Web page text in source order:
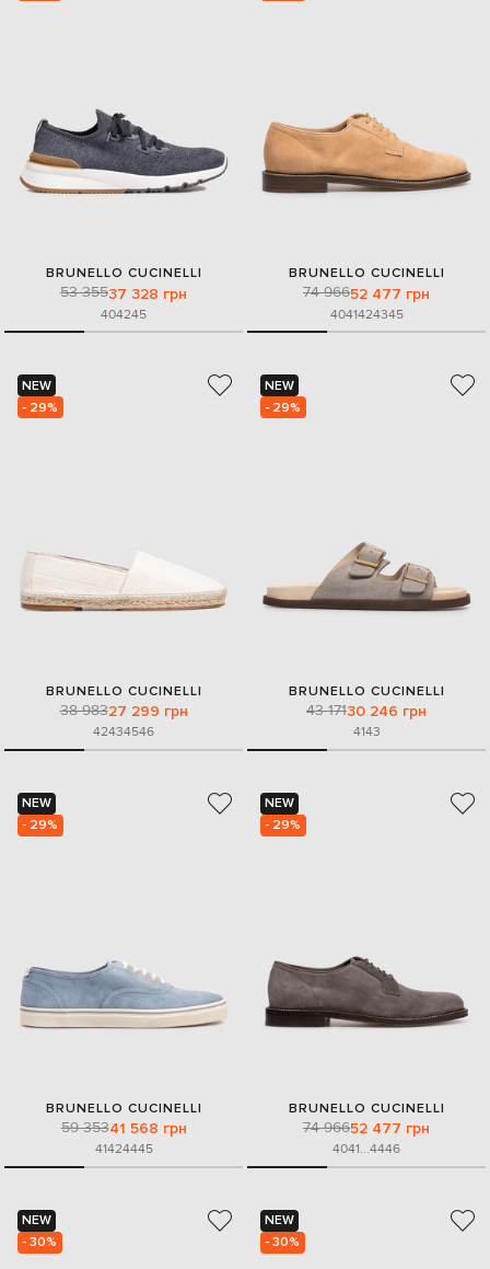
BRUNELLO CUCINELLI
53 35537 328 грн
404245
BRUNELLO CUCINELLI
74 96652 477 грн
4041424345
NEW
- 29%
BRUNELLO CUCINELLI
38 98327 299 грн
42434546
NEW
- 29%
BRUNELLO CUCINELLI
43 17130 246 грн
4143
NEW
- 29%
BRUNELLO CUCINELLI
59 35341 568 грн
41424445
NEW
- 29%
BRUNELLO CUCINELLI
74 96652 477 грн
4041...4446
NEW
- 30%
NEW
- 30%